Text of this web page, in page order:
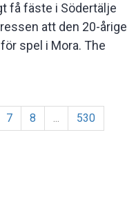
få fäste i Södertälje
att den 20-årige
spel i Mora. The
7 8 ...
530